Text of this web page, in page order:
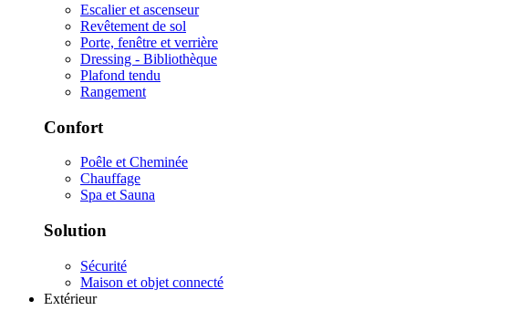
Escalier et ascenseur
Revêtement de sol
Porte, fenêtre et verrière
Dressing - Bibliothèque
Plafond tendu
Rangement
Confort
Poêle et Cheminée
Chauffage
Spa et Sauna
Solution
Sécurité
Maison et objet connecté
Extérieur